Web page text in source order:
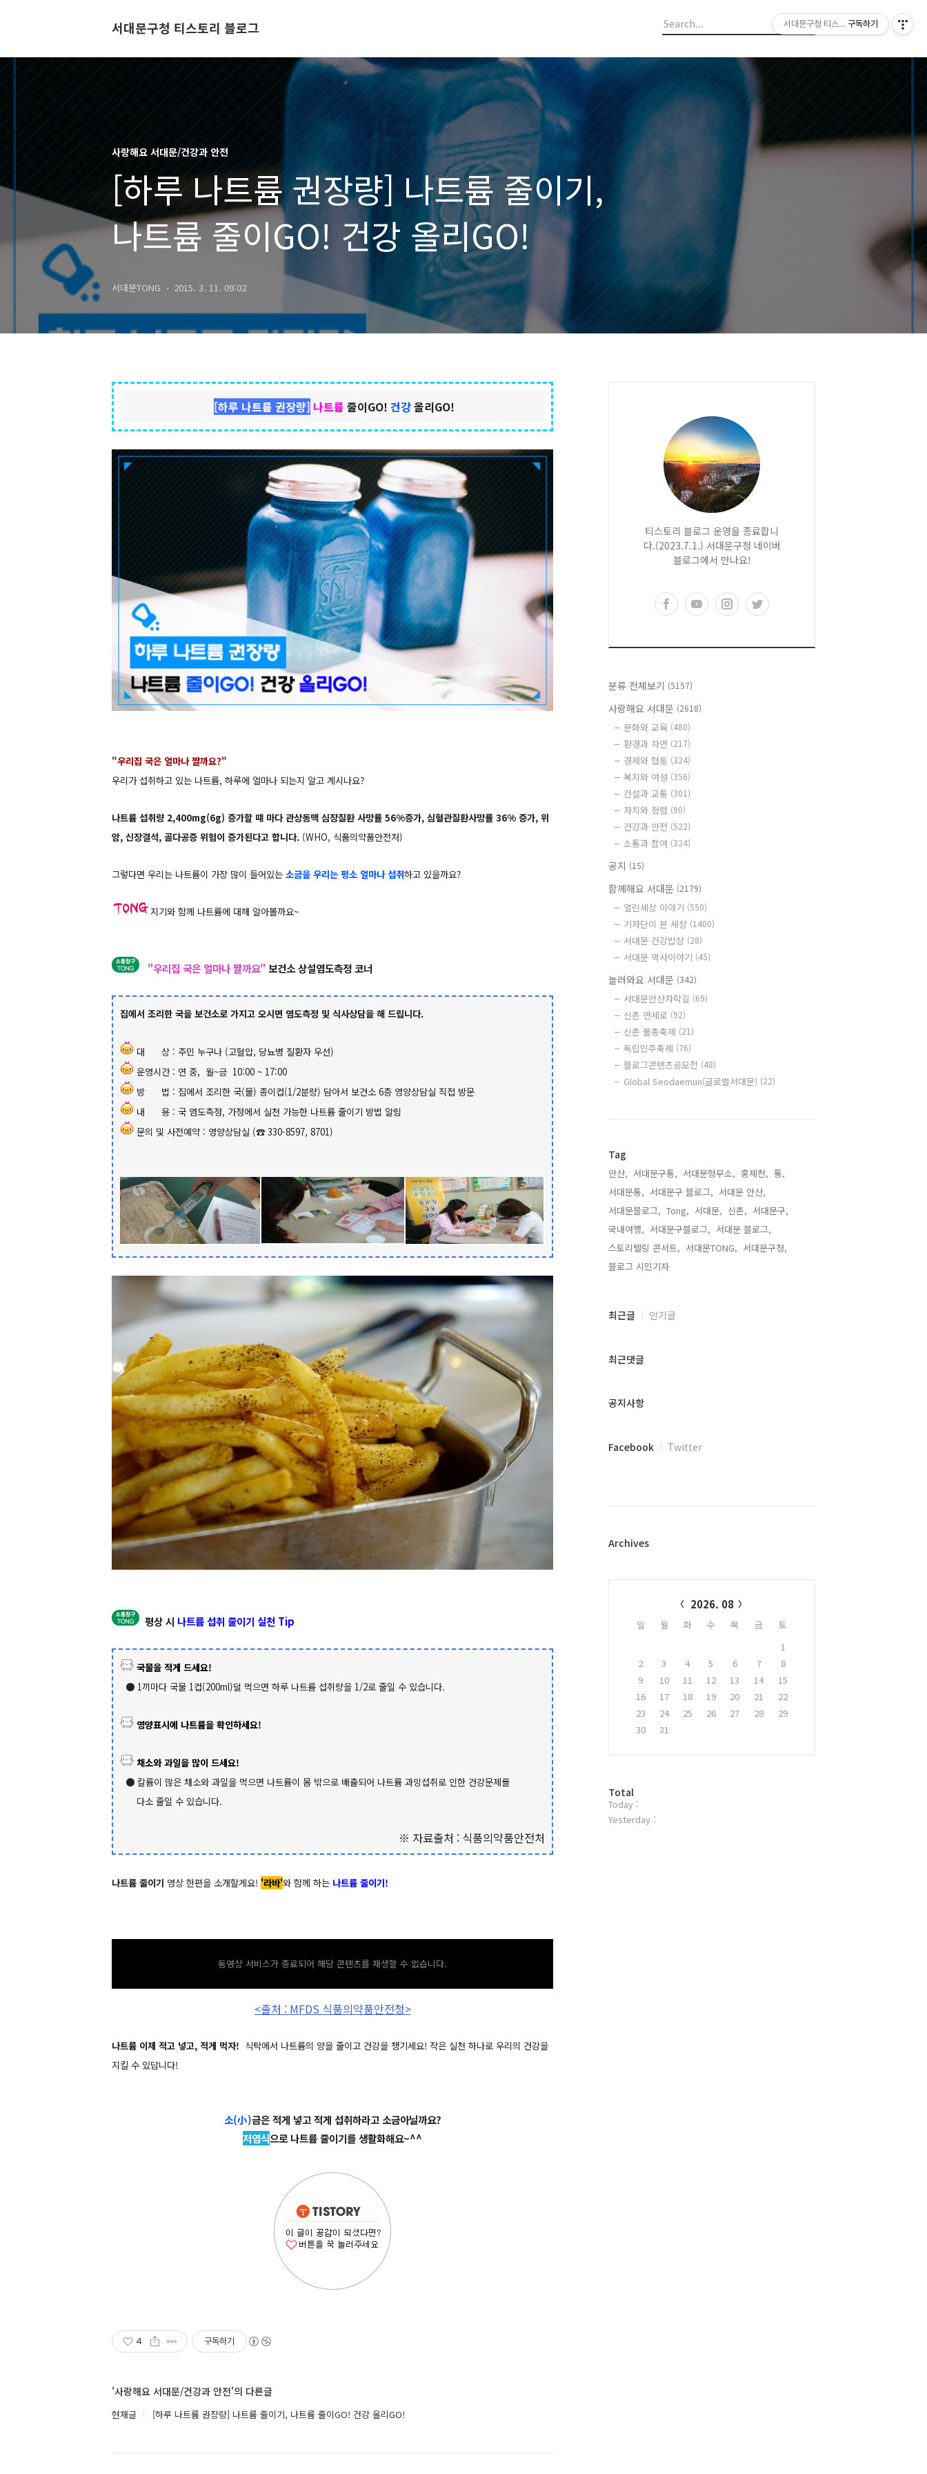
서대문구청 티스토리 블로그
사랑해요 서대문/건강과 안전
[하루 나트륨 권장량] 나트륨 줄이기,
나트륨 줄이GO! 건강 올리GO!
서대문TONG 2015. 3. 11. 09:02
[하루 나트륨 권장량] 나트륨 줄이GO! 건강올리GO!
"우리집 국은 얼마나 짤까요?"
우리가 섭취하고 있는 나트륨, 하루에 얼마나 되는지 알고 계시나요?
나트륨 섭취량 2,400mg(6g) 증가할 떄 마다 관상동맥 심장질환 사망률 56%증가, 심혈관질환사망률 36% 증가, 위
암, 신장결석, 골다공증 위험이 증가된다고 합니다. (WHO, 식품의약품안전처)
그렇다면 우리는 나트륨이 가장 많이 들어있는 소금을 우리는 평소 얼마나 섭취하고 있을까요?
지기와 함께 나트륨에 대해 알아볼까요~
"우리집 국은 얼마나 짤까요" 보건소 상설염도측정 코너
집에서 조리한 국을 보건소로 가지고 오시면 염도측정 및 식사상담을 해 드립니다.
대 상 : 주민 누구나 (고혈압, 당뇨병 질환자 우선)
운영시간 : 연 중, 월~금 10:00 ~ 17:00
방 법 : 집에서 조리한 국(물) 종이컵(1/2분량) 담아서 보건소 6층 영양상담실 직접 방문
내 용 : 국 염도측정, 가정에서 실천 가능한 나트륨 줄이기 방법 알림
문의 및 사전예약 : 영양상담실 (☎ 330-8597, 8701)
평상 시 나트륨 섭취 줄이기 실천 Tip
국물을 적게 드세요!
● 1끼마다 국물 1컵(200ml)덜 먹으면 하루 나트륨 섭취량을 1/2로 줄일 수 있습니다.
영양표시에 나트륨을 확인하세요!
채소와 과일을 많이 드세요!
● 칼륨이 많은 채소와 과일을 먹으면 나트륨이 몸 밖으로 배출되어 나트륨 과잉섭취로 인한 건강문제를
다소 줄일 수 있습니다.
※ 자료출처 : 식품의약품안전처
나트륨 줄이기 영상 한편을 소개할게요! '라바'와 함께 하는 나트륨 줄이기!
동영상 서비스가 종료되어 해당 콘텐츠를 재생할 수 없습니다.
<출처 : MFDS 식품의약품안전청>
나트륨 이제 적고 넣고, 적게 먹자! 식탁에서 나트륨의 양을 줄이고 건강을 챙기세요! 작은 실천 하나로 우리의 건강을
지킬 수 있답니다!
소(小)금은 적게 넣고 적게 섭취하라고 소금아닐까요?
저염식으로 나트륨 줄이기를 생활화해요~^^
4 구독하기
'사랑해요 서대문/건강과 안전'의 다른글
현재글 [하루 나트륨 권장량] 나트륨 줄이기, 나트륨 줄이GO! 건강 올리GO!
티스토리 블로그 운영을 종료합니
다.(2023.7.1.) 서대문구청 네이버
블로그에서 만나요!
분류 전체보기 (5157)
사랑해요 서대문 (2618)
문화와 교육 (480)
환경과 자연 (217)
경제와 협동 (324)
복지와 여성 (356)
건설과 교통 (301)
자치와 청렴 (90)
건강과 안전 (522)
소통과 참여 (324)
공지 (15)
함께해요 서대문 (2179)
열린세상 이야기 (550)
기자단이 본 세상 (1400)
서대문 건강밥상 (28)
서대문 역사이야기 (45)
놀러와요 서대문 (342)
서대문안산자락길 (69)
신촌 연세로 (92)
신촌 물총축제 (21)
독립민주축제 (76)
블로그콘텐츠공모전 (48)
Global Seodaemun(글로벌서대문) (22)
Tag
안산, 서대문구통, 서대문형무소, 홍제천, 통,
서대문통, 서대문구 블로그, 서대문 안산,
서대문블로그, Tong, 서대문, 신촌, 서대문구,
국내여행, 서대문구블로그, 서대문 블로그,
스토리텔링 콘서트, 서대문TONG, 서대문구청,
블로그 시민기자,
최
과
글
최근글 인기글
최근댓글
공지사항
페
플
Facebook Twitter
Archives
2026. 08
일 월 화 수 목 금
토
1
2
3 4 5 6 7
8
9
10 11 12 13 14
15
16
17 18 19 20 21
22
23
24 25 26 27 28
29
30
31
방
문
자
Total
Today :
Yesterday :
서대문구청 티스토리 블로그
구독하기